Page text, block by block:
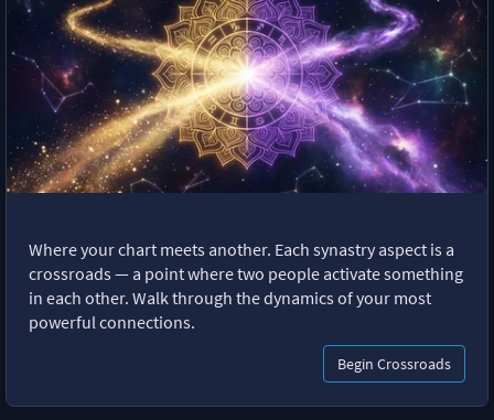
Where your chart meets another. Each synastry aspect is a
crossroads — a point where two people activate something
in each other. Walk through the dynamics of your most
powerful connections.
Begin Crossroads